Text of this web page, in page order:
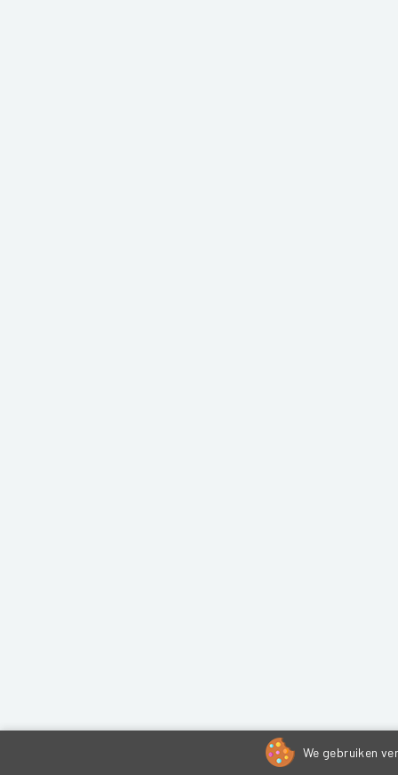
We gebruiken